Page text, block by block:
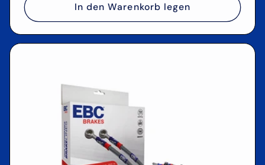
In den Warenkorb legen